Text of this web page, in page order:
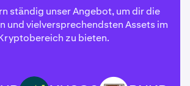
ständig unser Angebot, um dir die
und vielversprechendsten Assets im
zu bieten.